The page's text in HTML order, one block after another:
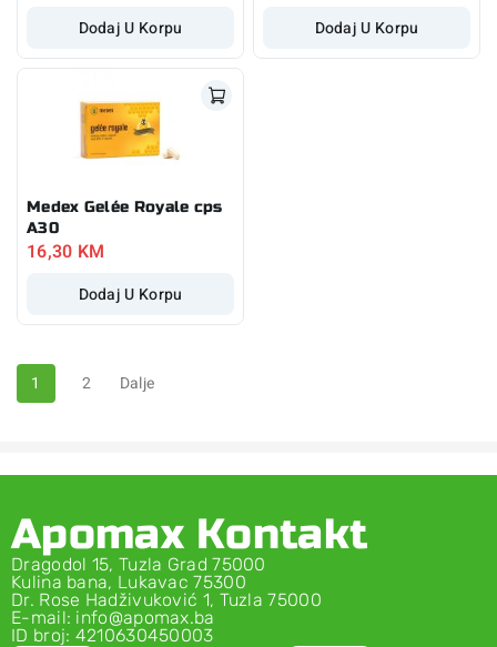
Dodaj U Korpu Dodaj U Korpu
Medex Gelée Royale cps
A30
16,30 KM
Dodaj U Korpu
1 2 Dalje
Apomax Kontakt
Dragodol 15, Tuzla Grad 75000
Kulina bana, Lukavac 75300
Dr. Rose Hadživuković 1, Tuzla 75000
E-mail: info@apomax.ba
ID broj: 4210630450003